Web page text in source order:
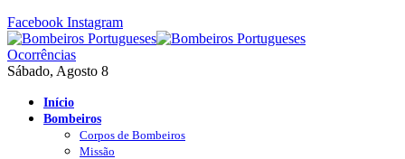
Facebook Instagram
Ocorrências
Sábado, Agosto 8
Início
Bombeiros
Corpos de Bombeiros
Missão